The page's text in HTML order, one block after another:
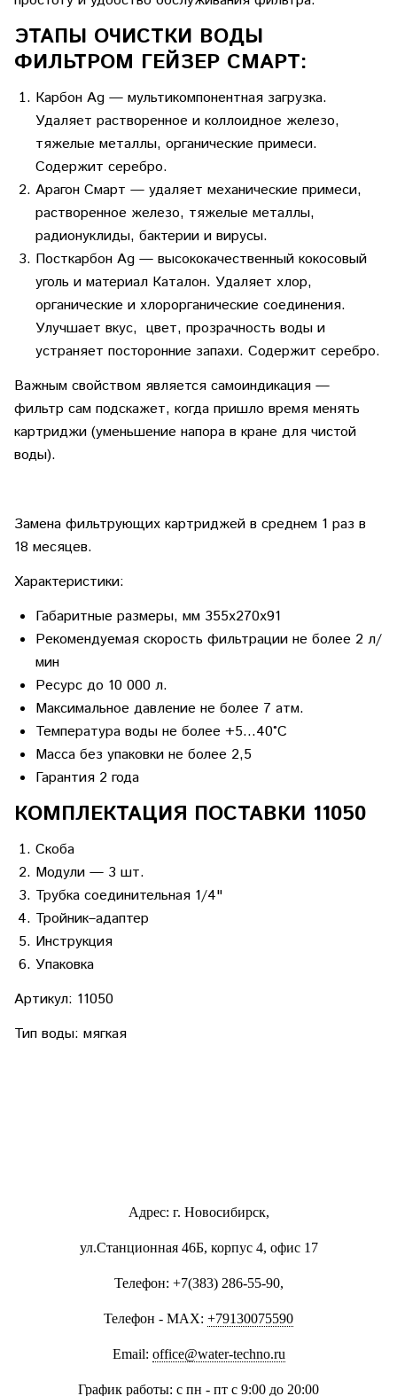
ЭТАПЫ ОЧИСТКИ ВОДЫ
ФИЛЬТРОМ ГЕЙЗЕР СМАРТ:
Карбон Ag — мультикомпонентная загрузка.
Удаляет растворенное и коллоидное железо,
тяжелые металлы, органические примеси.
Содержит серебро.
Арагон Смарт — удаляет механические примеси,
растворенное железо, тяжелые металлы,
радионуклиды, бактерии и вирусы.
Посткарбон Ag — высококачественный кокосовый
уголь и материал Каталон. Удаляет хлор,
органические и хлорорганические соединения.
Улучшает вкус, цвет, прозрачность воды и
устраняет посторонние запахи. Содержит серебро.
Важным свойством является самоиндикация —
фильтр сам подскажет, когда пришло время менять
картриджи (уменьшение напора в кране для чистой
воды).
Замена фильтрующих картриджей в среднем 1 раз в
18 месяцев.
Характеристики:
Габаритные размеры, мм 355х270х91
Рекомендуемая скорость фильтрации не более 2 л/
мин
Ресурс до 10 000 л.
Максимальное давление не более 7 атм.
Температура воды не более +5…40°С
Масса без упаковки не более 2,5
Гарантия 2 года
КОМПЛЕКТАЦИЯ ПОСТАВКИ 11050
Скоба
Модули — 3 шт.
Трубка соединительная 1/4"
Тройник–адаптер
Инструкция
Упаковка
Артикул: 11050
Тип воды: мягкая
Адрес: г. Новосибирск,
ул.Станционная 46Б, корпус 4, офис 17
Телефон: +7(383) 286-55-90,
Телефон - MAX: +79130075590
Email: office@water-techno.ru
График работы: с пн - пт с 9:00 до 20:00